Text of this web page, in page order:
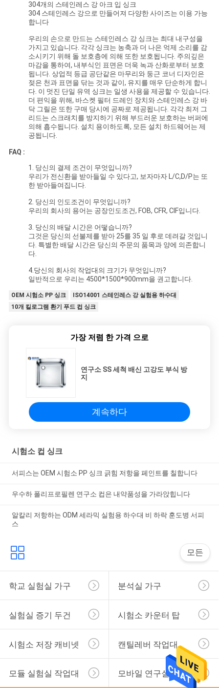
PRIVACY
POLICY
304개의 스테인레스 강 아크 입 싱크
304 스테인레스 강으로 만들어져 다양한 사이즈는 이용 가능
합니다
우리의 손으로 만드는 스테인레스 강 싱크는 최대 내구성을
가지고 있습니다. 각각 싱크는 농축과 더 나은 억제 소리를 감
소시키기 위해 돌 보호층에 의해 또한 보호됩니다. 주의깊은
마감을 통하여, 내부식인 표면은 더욱 녹과 산화로부터 보호
됩니다. 상업적 등급 공단같은 마무리와 둥근 코너 디자인은
젖은 천과 표면을 닦는 것과 같이, 유지를 매우 단순하게 합니
다. 이 멋진 단일 유역 싱크는 일생 사용을 제공할 수 있습니다.
더 편익을 위해, 바스켓 필터 드레인 장치와 스테인레스 강 바
닥 그릴은 또한 구매 당시에 공짜로 제공됩니다. 각각 최저 그
리드는 스크래치를 방지하기 위해 부드러운 보호하는 버퍼에
의해 흡수됩니다. 설치 용이하도록, 모든 설치 하드웨어는 제
공됩니다.
FAQ :
1. 당신의 결제 조건이 무엇입니까?
우리가 전신환을 받아들일 수 있다고, 보자마자 L/C,D/P는 또
한 받아들여집니다.
2. 당신의 인도조건이 무엇입니까?
우리의 회사의 용어는 공장인도조건, FOB, CFR, CIF입니다.
3. 당신의 배달 시간은 어떻습니까?
그것은 당신의 선불제를 받아 25를 35 일 후로 데려갈 것입니
다. 특별한 배달 시간은 당신의 주문의 품목과 양에 의존합니
다.
4.당신의 회사의 작업대의 크기가 무엇입니까?
일반적으로 우리는 4500*1500*900mm을 권고합니다.
OEM 시험소 PP 싱크
ISO14001 스테인레스 강 실험용 하수대
10개 킬로그램 환기 푸드 컵 싱크
가장 저렴 한 가격 으로
연구소 SS 세척 배신 고강도 부식 방
지
계속하다
시험소 컵 싱크
서피스는 OEM 시험소 PP 싱크 긁힘 저항을 페인트를 칠합니다
우수하 폴리프로필렌 연구소 컵은 내약품성을 가라앉힙니다
알칼리 저항하는 ODM 세라믹 실험용 하수대 비 하락 훈도병 서피
스
모든
학교 실험실 가구 분석실 가구
실험실 증기 두건 시험소 카운터 탑
시험소 저장 캐비넷 캔틸레버 작업대
모듈 실험실 작업대 모바일 연구실 카트